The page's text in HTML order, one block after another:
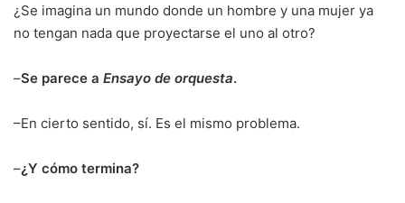
¿Se imagina un mundo donde un hombre y una mujer ya
no tengan nada que proyectarse el uno al otro?
–Se parece a Ensayo de orquesta.
–En cierto sentido, sí. Es el mismo problema.
–¿Y cómo termina?